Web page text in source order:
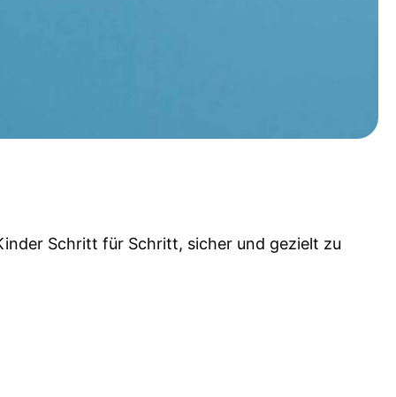
Schritt für Schritt, sicher und gezielt zu